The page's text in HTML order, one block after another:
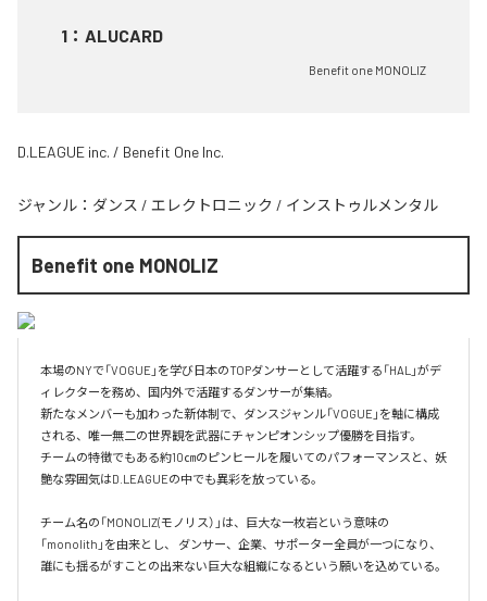
1 ： ALUCARD
Benefit one MONOLIZ
D.LEAGUE inc. / Benefit One Inc.
ジャンル： ダンス / エレクトロニック / インストゥルメンタル
Benefit one MONOLIZ
本場のNYで「VOGUE」を学び日本のTOPダンサーとして活躍する「HAL」がデ
ィレクターを務め、国内外で活躍するダンサーが集結。
新たなメンバーも加わった新体制で、ダンスジャンル「VOGUE」を軸に構成
される、唯一無二の世界観を武器にチャンピオンシップ優勝を目指す。
チームの特徴でもある約10㎝のピンヒールを履いてのパフォーマンスと、妖
艶な雰囲気はD.LEAGUEの中でも異彩を放っている。
チーム名の「MONOLIZ(モノリス）」は、巨大な一枚岩という意味の
「monolith」を由来とし、 ダンサー、企業、サポーター全員が一つになり、
誰にも揺るがすことの出来ない巨大な組織になるという願いを込めている。